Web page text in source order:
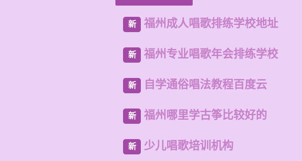
新 福州成人唱歌排练学校地址
新 福州专业唱歌年会排练学校
新 自学通俗唱法教程百度云
新 福州哪里学古筝比较好的
新 少儿唱歌培训机构